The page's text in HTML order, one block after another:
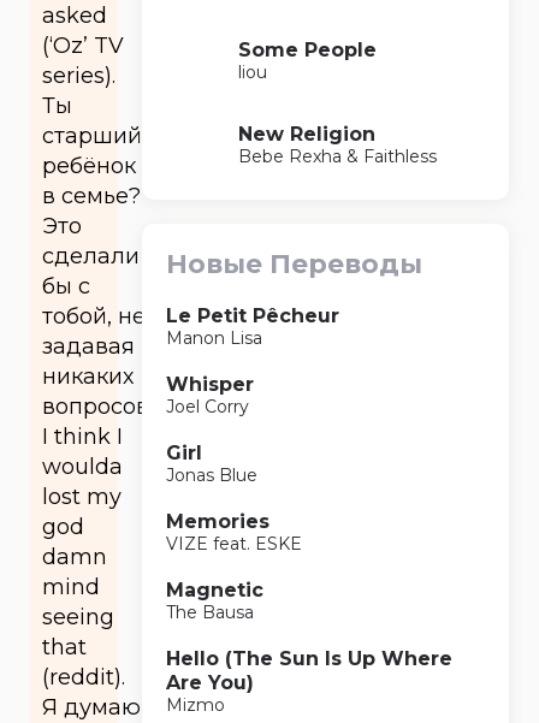
asked
(‘Oz’ TV
series).
Ты
старший
ребёнок
в семье?
Это
сделали
бы с
тобой, не
задавая
никаких
вопросов.
I think I
woulda
lost my
god
damn
mind
seeing
that
(reddit).
Я думаю,
Some People
liou
New Religion
Bebe Rexha & Faithless
Новые Переводы
Le Petit Pêcheur
Manon Lisa
Whisper
Joel Corry
Girl
Jonas Blue
Memories
VIZE feat. ESKE
Magnetic
The Bausa
Hello (The Sun Is Up Where
Are You)
Mizmo